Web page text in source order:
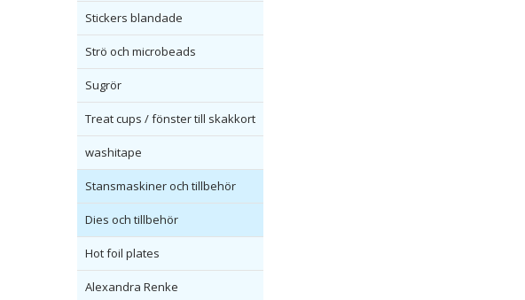
Stickers blandade
Strö och microbeads
Sugrör
Treat cups / fönster till skakkort
washitape
Stansmaskiner och tillbehör
Dies och tillbehör
Hot foil plates
Alexandra Renke